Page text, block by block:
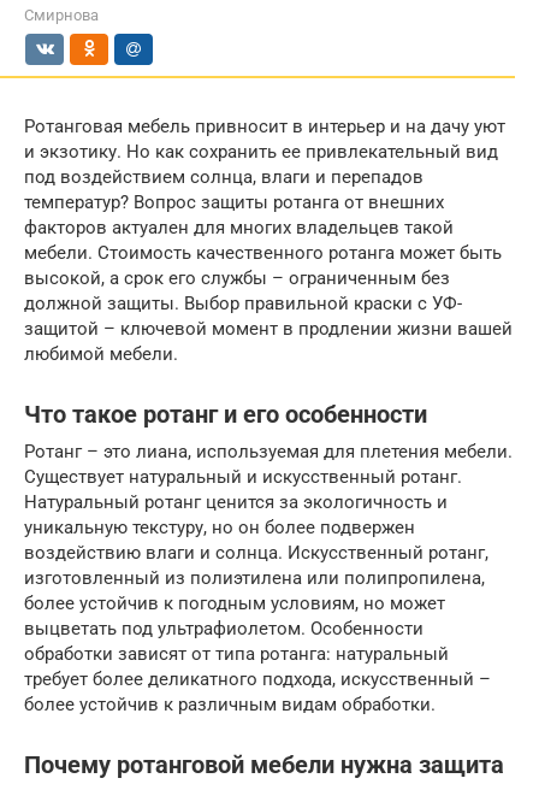
Смирнова
Ротанговая мебель привносит в интерьер и на дачу уют
и экзотику. Но как сохранить ее привлекательный вид
под воздействием солнца, влаги и перепадов
температур? Вопрос защиты ротанга от внешних
факторов актуален для многих владельцев такой
мебели. Стоимость качественного ротанга может быть
высокой, а срок его службы – ограниченным без
должной защиты. Выбор правильной краски с УФ-
защитой – ключевой момент в продлении жизни вашей
любимой мебели.
Что такое ротанг и его особенности
Ротанг – это лиана, используемая для плетения мебели.
Существует натуральный и искусственный ротанг.
Натуральный ротанг ценится за экологичность и
уникальную текстуру, но он более подвержен
воздействию влаги и солнца. Искусственный ротанг,
изготовленный из полиэтилена или полипропилена,
более устойчив к погодным условиям, но может
выцветать под ультрафиолетом. Особенности
обработки зависят от типа ротанга: натуральный
требует более деликатного подхода, искусственный –
более устойчив к различным видам обработки.
Почему ротанговой мебели нужна защита